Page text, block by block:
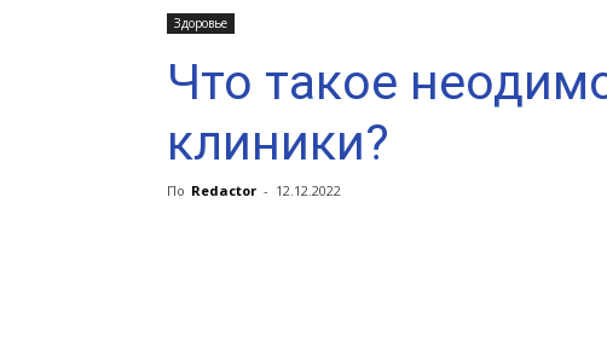
Здоровье
Что такое
клиники?
По Redactor - 12.12.2022